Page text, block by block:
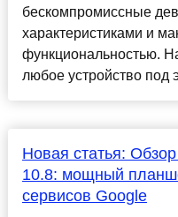
бескомпромиссные
характеристиками и
функциональностью.
любое устройство под
Новая статья:
10.8: мощный
сервисов Google